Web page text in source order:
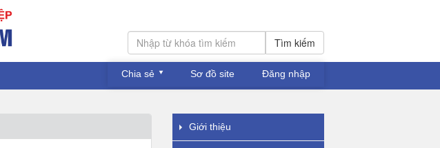
Tìm kiếm
Chia sẻ Sơ đồ site Đăng nhập
Giới thiệu